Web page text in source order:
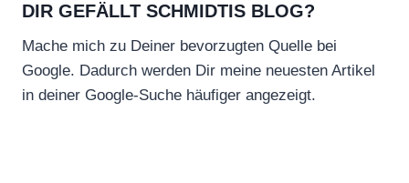
DIR GEFÄLLT SCHMIDTIS BLOG?
Mache mich zu Deiner bevorzugten Quelle bei
Google. Dadurch werden Dir meine neuesten Artikel
in deiner Google-Suche häufiger angezeigt.